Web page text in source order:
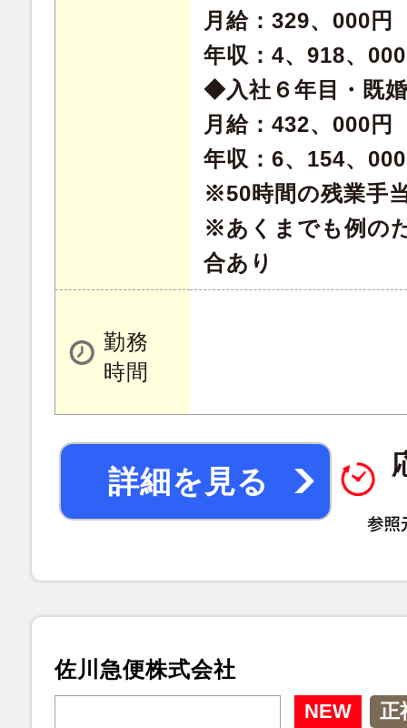
月給：329、000円
年収：4、918、
◆入社６年目・既
月給：432、000円
年収：6、154、
※50時間の残業手
※あくまでも例の
合あり
勤務
時間
詳細を見る
佐川急便株式会社
NEW 正